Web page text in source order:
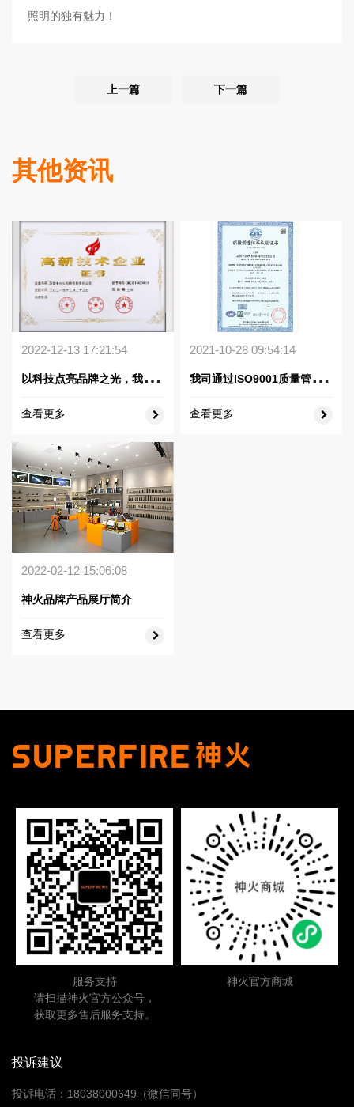
照明的独有魅力！
上一篇 下一篇
其他资讯
2022-12-13 17:21:54
以
科技点亮品牌之光，我司获得国家高新技术企业认证
查看更多
2021-10-28 09:54:14
我
司通过ISO9001质量管理体系认证
查看更多
2022-02-12 15:06:08
神火品牌产品展厅简介
查看更多
服务支持
请扫描神火官方公众号，
获取更多售后服务支持。
神火官方商城
投诉建议
投诉电话：18038000649（微信同号）